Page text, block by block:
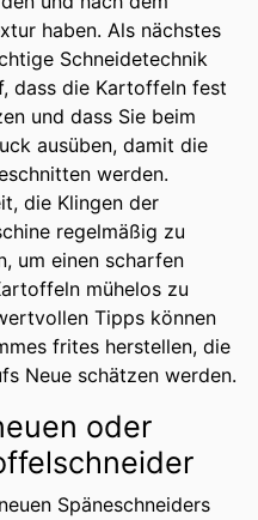
haben. Als nächstes
Schneidetechnik
dass die Kartoffeln fest
und dass Sie beim
ausüben, damit die
werden.
die Klingen der
regelmäßig zu
um einen scharfen
mühelos zu
Tipps können
frites herstellen, die
Neue schätzen werden.
oder
Späneschneiders